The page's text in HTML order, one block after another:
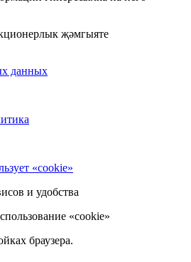
җәмгыяте
данных
«cookie»
и удобства
«cookie»
браузера.